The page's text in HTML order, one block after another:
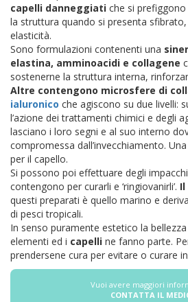
capelli danneggiati che si
la struttura quando si presenta
elasticità.
Sono formulazioni contenenti una
elastina, amminoacidi e collagene
sostenerne la struttura interna,
Altre contengono microsfere di
ialuronico che agiscono su due livelli:
l’azione dei trattamenti chimici e degli
lasciano i loro segni e al suo interno
compromessa dall’invecchiamento.
per il capello.
Si possono poi effettuare degli
contengono per curarli e ‘ringiovanirli’.
questi preparati è quello marino e
di pesci tropicali.
In senso puramente estetico la
elementi ed i capelli ne fanno parte.
prendersene cura per evitare o curare
Vuoi avere maggiori
CONTATTA IL